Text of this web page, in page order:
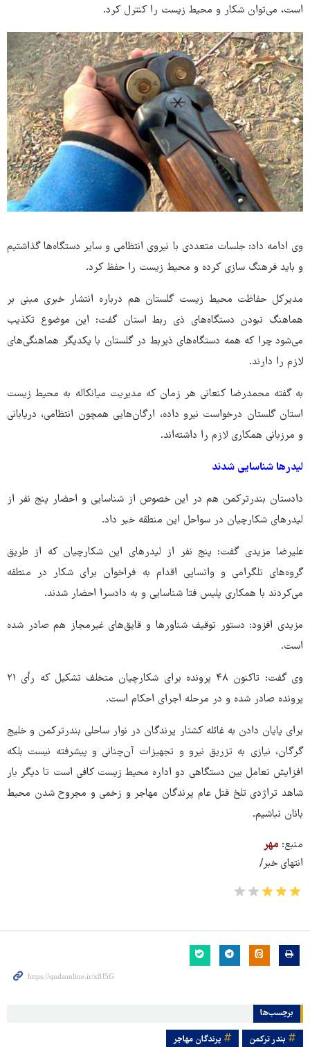
است، می‌توان شکار و محیط زیست را کنترل کرد.
وی ادامه داد: جلسات متعددی با نیروی انتظامی و سایر دستگاه‌ها گذاشتیم
و باید فرهنگ سازی کرده و محیط زیست را حفظ کرد.
مدیرکل حفاظت محیط زیست گلستان هم درباره انتشار خبری مبنی بر
هماهنگ نبودن دستگاه‌های ذی ربط استان گفت: این موضوع تکذیب
می‌شود چرا که همه دستگاه‌های ذیربط در گلستان با یکدیگر هماهنگی‌های
لازم را دارند.
به گفته محمدرضا کنعانی هر زمان که مدیریت میانکاله به محیط زیست
استان گلستان درخواست نیرو داده، ارگان‌هایی همچون انتظامی، دریابانی
و مرزبانی همکاری لازم را داشته‌اند.
لیدرها شناسایی شدند
دادستان بندرترکمن هم در این خصوص از شناسایی و احضار پنج نفر از
لیدرهای شکارچیان در سواحل این منطقه خبر داد.
علیرضا مزیدی گفت: پنج نفر از لیدرهای این شکارچیان که از طریق
گروه‌های تلگرامی و واتساپی اقدام به فراخوان برای شکار در منطقه
می‌کردند با همکاری پلیس فتا شناسایی و به دادسرا احضار شدند.
مزیدی افزود: دستور توقیف شناورها و قایق‌های غیرمجاز هم صادر شده
است.
وی گفت: تاکنون ۴۸ پرونده برای شکارچیان متخلف تشکیل که رأی ۲۱
پرونده صادر شده و در مرحله اجرای احکام است.
برای پایان دادن به غائله کشتار پرندگان در نوار ساحلی بندرترکمن و خلیج
گرگان، نیازی به تزریق نیرو و تجهیزات آن‌چنانی و پیشرفته نیست بلکه
افزایش تعامل بین دستگاهی دو اداره محیط زیست کافی است تا دیگر بار
شاهد تراژدی تلخ قتل عام پرندگان مهاجر و زخمی و مجروح شدن محیط
بانان نباشیم.
منبع: مهر
انتهای خبر/
برچسب‌ها
بندر ترکمن پرندگان مهاجر